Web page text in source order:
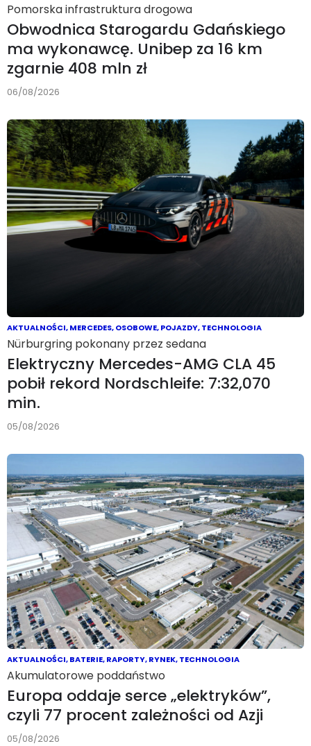
Pomorska infrastruktura drogowa
Obwodnica Starogardu Gdańskiego
ma wykonawcę. Unibep za 16 km
zgarnie 408 mln zł
06/08/2026
AKTUALNOŚCI,MERCEDES,OSOBOWE,POJAZDY,TECHNOLOGIA
Nürburgring pokonany przez sedana
Elektryczny Mercedes-AMG CLA 45
pobił rekord Nordschleife: 7:32,070
min.
05/08/2026
AKTUALNOŚCI,BATERIE,RAPORTY,RYNEK,TECHNOLOGIA
Akumulatorowe poddaństwo
Europa oddaje serce „elektryków”,
czyli 77 procent zależności od Azji
05/08/2026